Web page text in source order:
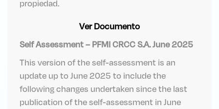
propiedad.
Ver Documento
Self Assessment – PFMI CRCC S.A. June 2025
This version of the self-assessment is an
update up to June 2025 to include the
following changes undertaken since the last
publication of the self-assessment in June